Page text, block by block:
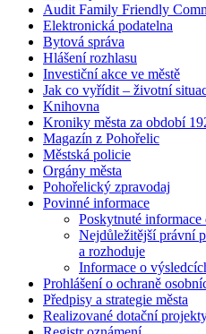
Audit Family Friendly
Elektronická podatelna
Bytová správa
Hlášení rozhlasu
Investiční akce ve městě
Jak co vyřídit – životní
Knihovna
Kroniky města za období
Magazín z Pohořelic
Městská policie
Orgány města
Pohořelický zpravodaj
Povinné informace
Poskytnuté informace
Nejdůležitější právní
a rozhoduje
Informace o
Prohlášení o ochraně
Předpisy a strategie města
Realizované dotační